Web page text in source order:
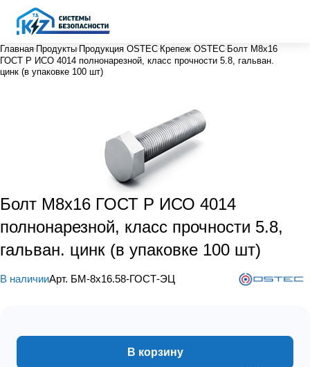
Главная Продукты Продукция OSTEC Крепеж OSTEC Болт М8х16
ГОСТ Р ИСО 4014 полнонарезной, класс прочности 5.8, гальван.
цинк (в упаковке 100 шт)
Болт М8х16 ГОСТ Р ИСО 4014
полнонарезной, класс прочности 5.8,
гальван. цинк (в упаковке 100 шт)
В наличииАрт. БМ-8х16.58-ГОСТ-ЭЦ
В корзину